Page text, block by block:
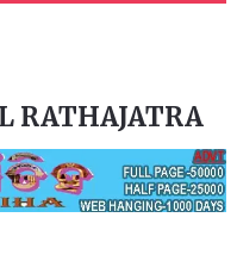
RATHAJATRA